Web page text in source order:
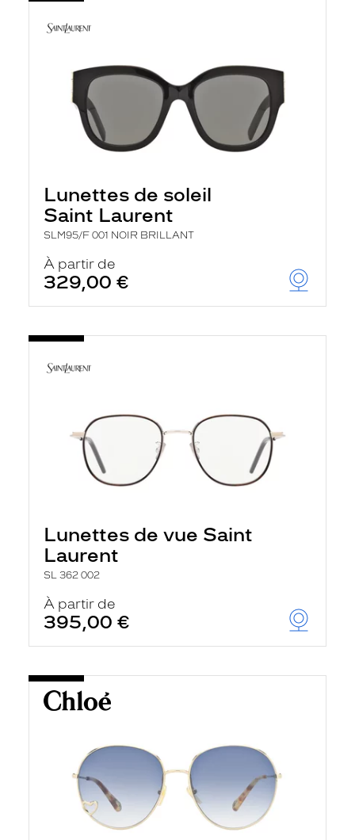
Lunettes de soleil
Saint Laurent
SLM95/F 001 NOIR BRILLANT
À partir de
329,00 €
Lunettes de vue Saint
Laurent
SL 362 002
À partir de
395,00 €